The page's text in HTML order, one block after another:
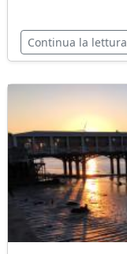
Continua la lettura